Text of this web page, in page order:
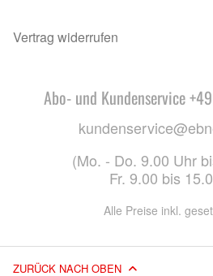
Vertrag widerrufen
Abo- und Kundenservice
(Mo. - Do. 9.00 Uhr
Fr. 9.00 bis
Alle Preise inkl.
ZURÜCK NACH OBEN